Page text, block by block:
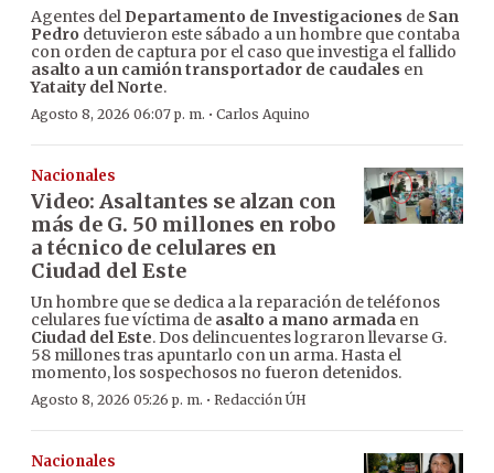
Agentes del Departamento de Investigaciones de San
Pedro detuvieron este sábado a un hombre que contaba
con orden de captura por el caso que investiga el fallido
asalto a un camión transportador de caudales en
Yataity del Norte.
Agosto 8, 2026 06:07 p. m. · Carlos Aquino
Nacionales
Video: Asaltantes se alzan con
más de G. 50 millones en robo
a técnico de celulares en
Ciudad del Este
Un hombre que se dedica a la reparación de teléfonos
celulares fue víctima de asalto a mano armada en
Ciudad del Este. Dos delincuentes lograron llevarse G.
58 millones tras apuntarlo con un arma. Hasta el
momento, los sospechosos no fueron detenidos.
Agosto 8, 2026 05:26 p. m. · Redacción ÚH
Nacionales